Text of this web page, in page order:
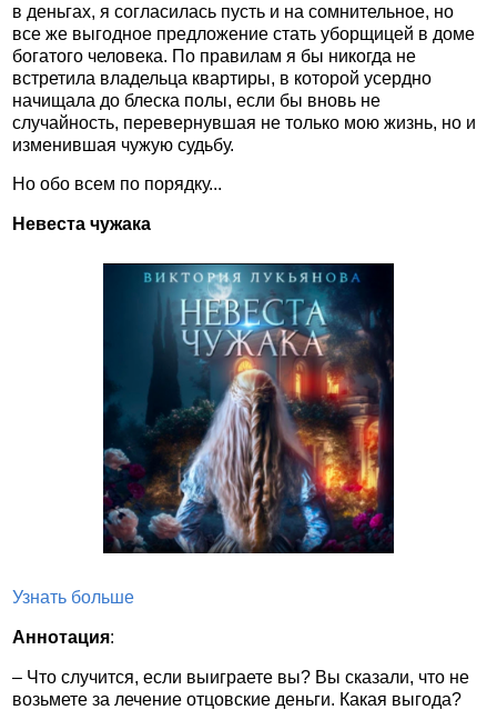
в деньгах, я согласилась пусть и на сомнительное, но
все же выгодное предложение стать уборщицей в доме
богатого человека. По правилам я бы никогда не
встретила владельца квартиры, в которой усердно
начищала до блеска полы, если бы вновь не
случайность, перевернувшая не только мою жизнь, но и
изменившая чужую судьбу.
Но обо всем по порядку...
Невеста чужака
Узнать больше
Аннотация:
– Что случится, если выиграете вы? Вы сказали, что не
возьмете за лечение отцовские деньги. Какая выгода?